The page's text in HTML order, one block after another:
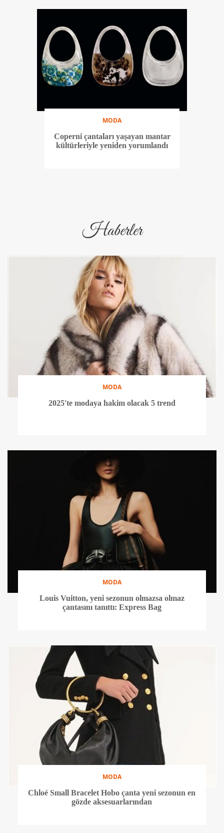
MODA
Coperni çantaları yaşayan mantar
kültürleriyle yeniden yorumlandı
Haberler
MODA
2025'te modaya hakim olacak 5 trend
MODA
Louis Vuitton, yeni sezonun olmazsa olmaz
çantasını tanıttı: Express Bag
MODA
Chloé Small Bracelet Hobo çanta yeni sezonun en
gözde aksesuarlarından